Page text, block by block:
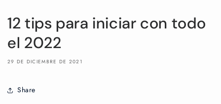
12 tips para iniciar con todo
el 2022
29 DE DICIEMBRE DE 2021
Share